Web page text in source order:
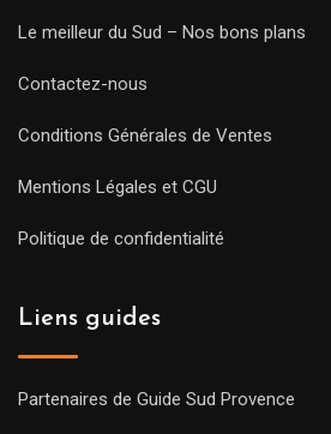
Le meilleur du Sud – Nos bons plans
Contactez-nous
Conditions Générales de Ventes
Mentions Légales et CGU
Politique de confidentialité
Liens guides
Partenaires de Guide Sud Provence